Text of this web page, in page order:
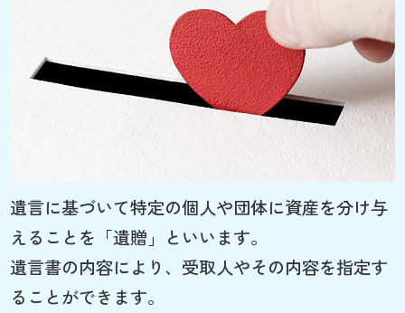
遺言に基づいて特定の個人や団体に資産を分け与
えることを「遺贈」といいます。
遺言書の内容により、受取人やその内容を指定す
ることができます。